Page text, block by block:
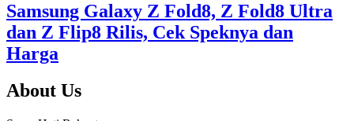
Samsung Galaxy Z Fold8, Z Fold8 Ultra
dan Z Flip8 Rilis, Cek Speknya dan
Harga
About Us